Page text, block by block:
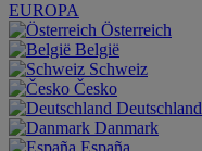
EUROPA
Österreich
België
Schweiz
Česko
Deutschland
Danmark
España